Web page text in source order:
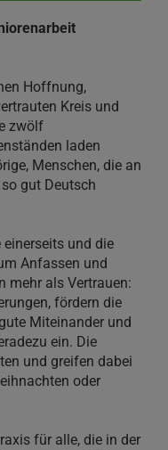
Hoffnung,
Kreis und
zwölf
laden
Menschen, die an
gut Deutsch
und die
Anfassen und
mehr als Vertrauen:
fördern die
Miteinander und
ein. Die
und greifen dabei
oder
für alle, die in der